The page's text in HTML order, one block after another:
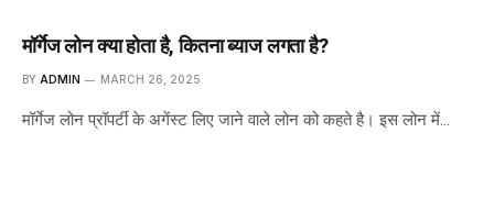
मॉर्गेज लोन क्या होता है, कितना ब्याज लगता है?
BY ADMIN MARCH 26, 2025
मॉर्गेज लोन प्रॉपर्टी के अगेंस्ट लिए जाने वाले लोन को कहते है। इस लोन में…